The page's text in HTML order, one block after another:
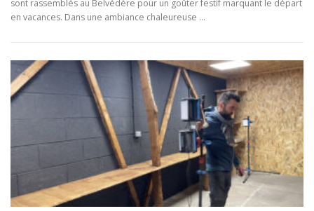
sont rassemblés au Belvédère pour un goûter festif marquant le départ
en vacances. Dans une ambiance chaleureuse …